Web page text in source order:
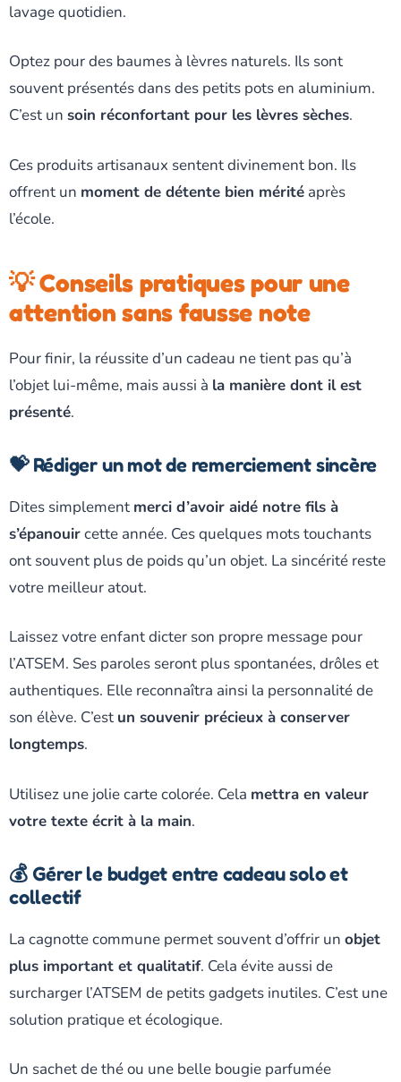
lavage quotidien.
Optez pour des baumes à lèvres naturels. Ils sont
souvent présentés dans des petits pots en aluminium.
C’est un soin réconfortant pour les lèvres sèches.
Ces produits artisanaux sentent divinement bon. Ils
offrent un moment de détente bien mérité après
l’école.
💡 Conseils pratiques pour une
attention sans fausse note
Pour finir, la réussite d’un cadeau ne tient pas qu’à
l’objet lui-même, mais aussi à la manière dont il est
présenté.
💝 Rédiger un mot de remerciement sincère
Dites simplement merci d’avoir aidé notre fils à
s’épanouircette année. Ces quelques mots touchants
ont souvent plus de poids qu’un objet. La sincérité reste
votre meilleur atout.
Laissez votre enfant dicter son propre message pour
l’ATSEM. Ses paroles seront plus spontanées, drôles et
authentiques. Elle reconnaîtra ainsi la personnalité de
son élève. C’est un souvenir précieux à conserver
longtemps.
Utilisez une jolie carte colorée. Cela mettra en valeur
votre texte écrit à la main.
💰 Gérer le budget entre cadeau solo et
collectif
La cagnotte commune permet souvent d’offrir un objet
plus important et qualitatif. Cela évite aussi de
surcharger l’ATSEM de petits gadgets inutiles. C’est une
solution pratique et écologique.
Un sachet de thé ou une belle bougie parfumée